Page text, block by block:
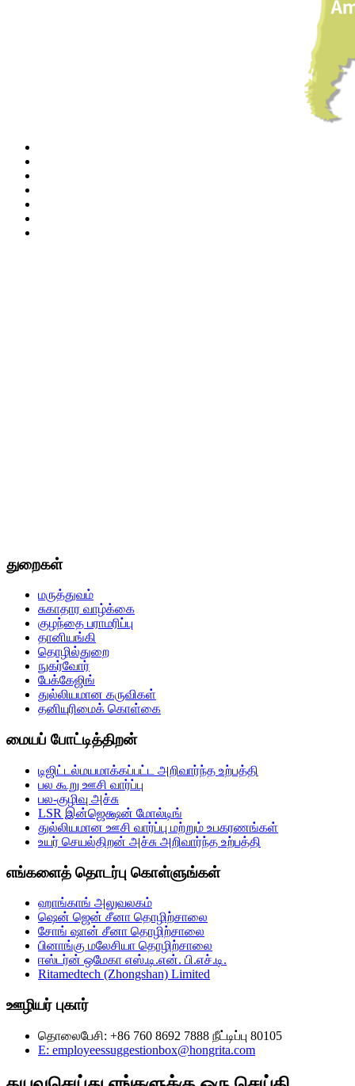
துறைகள்
மருத்துவம்
சுகாதார வாழ்க்கை
குழந்தை பராமரிப்பு
தானியங்கி
தொழில்துறை
நுகர்வோர்
பேக்கேஜிங்
துல்லியமான கருவிகள்
தனியுரிமைக் கொள்கை
மையப் போட்டித்திறன்
டிஜிட்டல்மயமாக்கப்பட்ட அறிவார்ந்த உற்பத்தி
பல கூறு ஊசி வார்ப்பு
பல-குழிவு அச்சு
LSR இன்ஜெக்ஷன் மோல்டிங்
துல்லியமான ஊசி வார்ப்பு மற்றும் உபகரணங்கள்
உயர் செயல்திறன் அச்சு அறிவார்ந்த உற்பத்தி
எங்களைத் தொடர்பு கொள்ளுங்கள்
ஹாங்காங் அலுவலகம்
ஷென் ஜென் சீனா தொழிற்சாலை
சோங் ஷான் சீனா தொழிற்சாலை
பினாங்கு மலேசியா தொழிற்சாலை
ஈஸ்டர்ன் ஒமேகா எஸ்.டி.என். பி.எச்.டி.
Ritamedtech (Zhongshan) Limited
ஊழியர் புகார்
தொலைபேசி: +86 760 8692 7888 நீட்டிப்பு 80105
E: employeessuggestionbox@hongrita.com